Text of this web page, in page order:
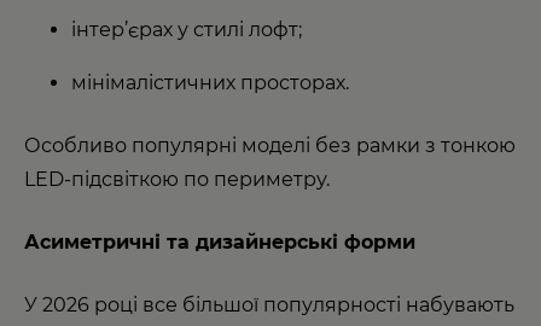
інтер’єрах у стилі лофт;
мінімалістичних просторах.
Особливо популярні моделі без рамки з тонкою
LED-підсвіткою по периметру.
Асиметричні та дизайнерські форми
У 2026 році все більшої популярності набувають